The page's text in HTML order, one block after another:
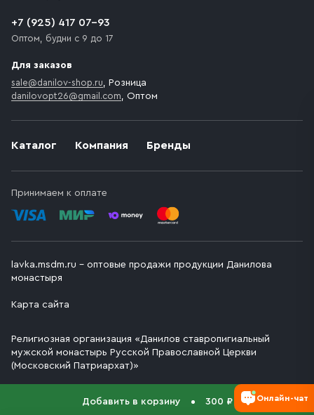
Добавить в корзину 300 ₽
Каталог Компания Бренды
Принимаем к оплате
+7 (925) 417 07-93
Оптом, будни с 9 до 17
Для заказов
sale@danilov-shop.ru, Розница
danilovopt26@gmail.com, Оптом
lavka.msdm.ru – оптовые продажи продукции Данилова
монастыря
Карта сайта
Религиозная организация «Данилов ставропигиальный
мужской монастырь Русской Православной Церкви
(Московский Патриархат)»
Онлайн-чат